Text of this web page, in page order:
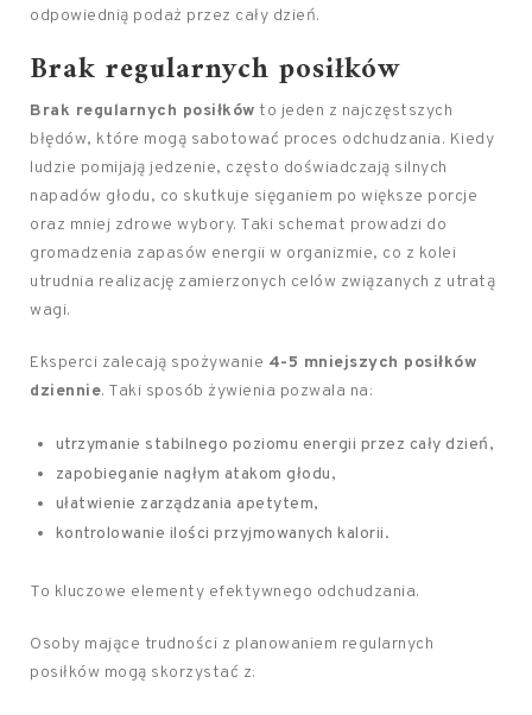
odpowiednią podaż przez cały dzień.
Brak regularnych posiłków
Brak regularnych posiłków to jeden z najczęstszych
błędów, które mogą sabotować proces odchudzania. Kiedy
ludzie pomijają jedzenie, często doświadczają silnych
napadów głodu, co skutkuje sięganiem po większe porcje
oraz mniej zdrowe wybory. Taki schemat prowadzi do
gromadzenia zapasów energii w organizmie, co z kolei
utrudnia realizację zamierzonych celów związanych z utratą
wagi.
Eksperci zalecają spożywanie 4-5 mniejszych posiłków
dziennie. Taki sposób żywienia pozwala na:
utrzymanie stabilnego poziomu energii przez cały dzień,
zapobieganie nagłym atakom głodu,
ułatwienie zarządzania apetytem,
kontrolowanie ilości przyjmowanych kalorii.
To kluczowe elementy efektywnego odchudzania.
Osoby mające trudności z planowaniem regularnych
posiłków mogą skorzystać z: